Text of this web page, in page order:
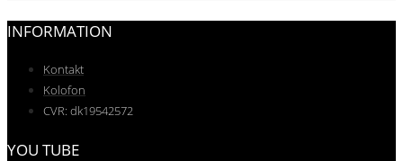
INFORMATION
Kontakt
Kolofon
CVR: dk19542572
YOU TUBE